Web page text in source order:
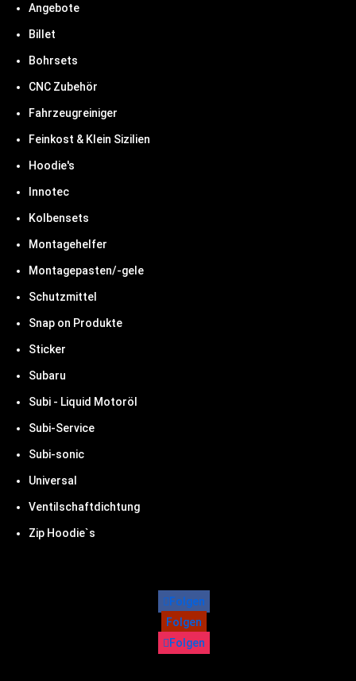
Angebote
Billet
Bohrsets
CNC Zubehör
Fahrzeugreiniger
Feinkost & Klein Sizilien
Hoodie's
Innotec
Kolbensets
Montagehelfer
Montagepasten/-gele
Schutzmittel
Snap on Produkte
Sticker
Subaru
Subi - Liquid Motoröl
Subi-Service
Subi-sonic
Universal
Ventilschaftdichtung
Zip Hoodie`s
Folgen
Folgen
Folgen